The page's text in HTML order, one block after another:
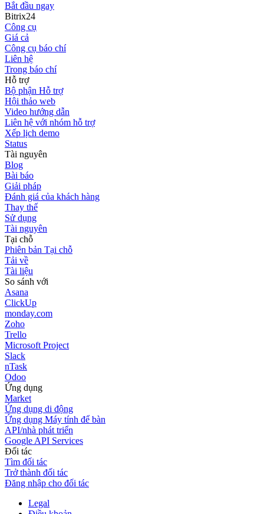
Bắt đầu ngay
Bitrix24
Công cụ
Giá cả
Công cụ báo chí
Liên hệ
Trong báo chí
Hỗ trợ
Bộ phận Hỗ trợ
Hội thảo web
Video hướng dẫn
Liên hệ với nhóm hỗ trợ
Xếp lịch demo
Status
Tài nguyên
Blog
Bài báo
Giải pháp
Đánh giá của khách hàng
Thay thế
Sử dụng
Tài nguyên
Tại chỗ
Phiên bản Tại chỗ
Tải về
Tài liệu
So sánh với
Asana
ClickUp
monday.com
Zoho
Trello
Microsoft Project
Slack
nTask
Odoo
Ứng dụng
Market
Ứng dụng di động
Ứng dụng Máy tính để bàn
API/nhà phát triển
Google API Services
Đối tác
Tìm đối tác
Trở thành đối tác
Đăng nhập cho đối tác
Legal